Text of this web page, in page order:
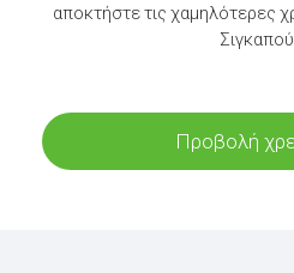
αποκτήστε τις χαμηλότερες
Προβολή